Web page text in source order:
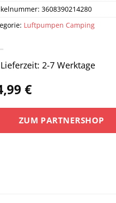
€
Lieferzeit: 2-7 Werktage
ZUM PARTNERSHOP
3608390214280
Luftpumpen Camping